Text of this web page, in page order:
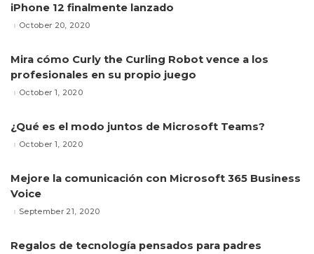
iPhone 12 finalmente lanzado
October 20, 2020
Mira cómo Curly the Curling Robot vence a los
profesionales en su propio juego
October 1, 2020
¿Qué es el modo juntos de Microsoft Teams?
October 1, 2020
Mejore la comunicación con Microsoft 365 Business
Voice
September 21, 2020
Regalos de tecnología pensados para padres